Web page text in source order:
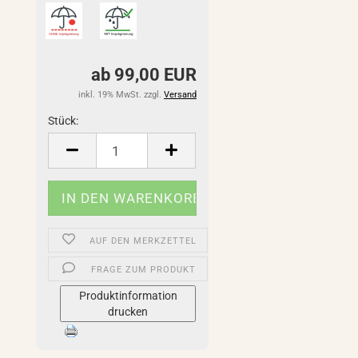
ab 99,00 EUR
inkl. 19% MwSt. zzgl. Versand
Stück:
Stück
AUF DEN MERKZETTEL
FRAGE ZUM PRODUKT
Produktinformation
drucken